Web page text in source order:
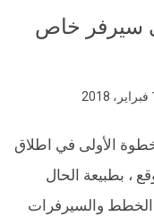
سيرفر خاص
الأولى في اطلاق
، بطبيعة الحال
الخطط والسيرفرات